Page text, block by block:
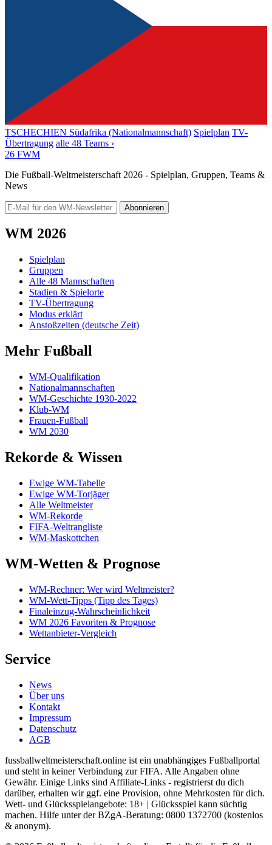
TSCHECHIEN Südafrika (Nationalmannschaft) Spielplan TV-
Übertragung alle 48 Teams ›
26 FWM
Die Fußball-Weltmeisterschaft 2026 - Spielplan, Gruppen, Teams &
News
Abonnieren
WM 2026
Spielplan
Gruppen
Alle 48 Mannschaften
Stadien & Spielorte
TV-Übertragung
Modus erklärt
Anstoßzeiten (deutsche Zeit)
Mehr Fußball
WM-Qualifikation
Nationalmannschaften
WM-Geschichte 1930-2022
Klub-WM
Frauen-Fußball
WM 2030
Rekorde & Wissen
Ewige WM-Tabelle
Ewige WM-Torjäger
Alle Weltmeister
WM-Rekorde
FIFA-Weltrangliste
WM-Maskottchen
WM-Wetten & Prognose
WM-Rechner: Wer wird Weltmeister?
WM-Wett-Tipps (Tipp des Tages)
Finaleinzug-Wahrscheinlichkeit
WM 2026 Favoriten & Prognose
Wettanbieter-Vergleich
Service
News
Über uns
Kontakt
Impressum
Datenschutz
AGB
fussballweltmeisterschaft.online ist ein unabhängiges Fußballportal
und steht in keiner Verbindung zur FIFA. Alle Angaben ohne
Gewähr. Einige Links sind Affiliate-Links - registrierst du dich
darüber, erhalten wir ggf. eine Provision, ohne Mehrkosten für dich.
Wett- und Glücksspielangebote: 18+ | Glücksspiel kann süchtig
machen. Hilfe unter der BZgA-Beratung: 0800 1372700 (kostenlos
& anonym).